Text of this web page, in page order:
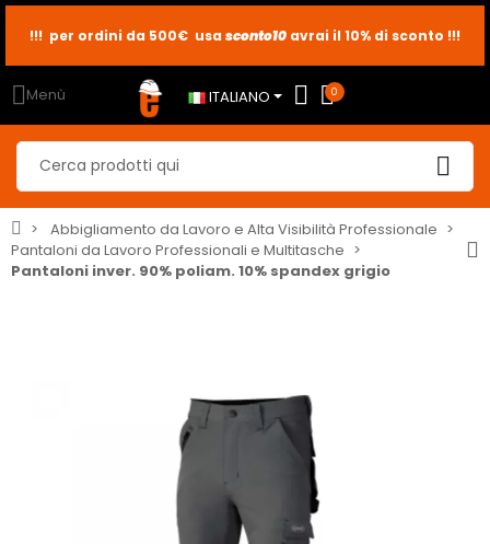
sconto2
sconto5
!!! per ordini da 500€ usa sconto10 avrai il 10% di sconto !!!
Menù ITALIANO 0
Abbigliamento da Lavoro e Alta Visibilità Professionale
Pantaloni da Lavoro Professionali e Multitasche
Pantaloni inver. 90% poliam. 10% spandex grigio